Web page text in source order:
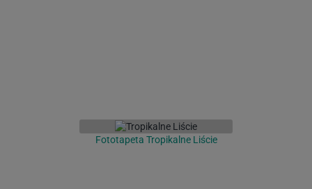
Fototapeta Tropikalne Liście